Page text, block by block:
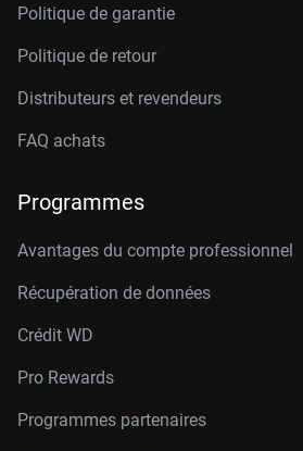
Politique de garantie
Politique de retour
Distributeurs et revendeurs
FAQ achats
Programmes
Avantages du compte professionnel
Récupération de données
Crédit WD
Pro Rewards
Programmes partenaires